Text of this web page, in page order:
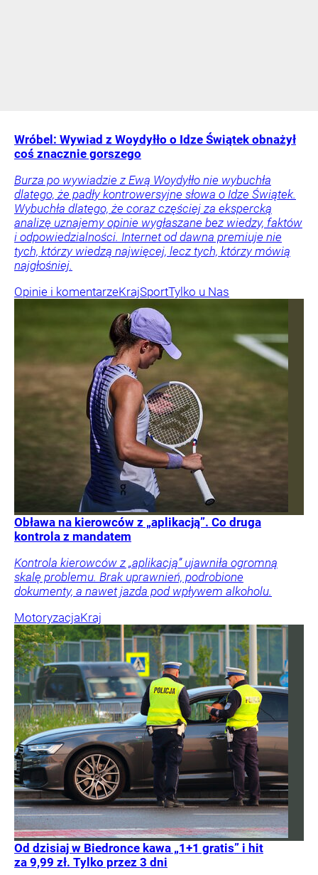
Wróbel: Wywiad z Woydyłło o Idze Świątek obnażył
coś znacznie gorszego
Burza po wywiadzie z Ewą Woydyłło nie wybuchła
dlatego, że padły kontrowersyjne słowa o Idze Świątek.
Wybuchła dlatego, że coraz częściej za ekspercką
analizę uznajemy opinie wygłaszane bez wiedzy, faktów
i odpowiedzialności. Internet od dawna premiuje nie
tych, którzy wiedzą najwięcej, lecz tych, którzy mówią
najgłośniej.
Opinie i komentarzeKrajSportTylko u Nas
Obława na kierowców z „aplikacją”. Co druga
kontrola z mandatem
Kontrola kierowców z „aplikacją” ujawniła ogromną
skalę problemu. Brak uprawnień, podrobione
dokumenty, a nawet jazda pod wpływem alkoholu.
MotoryzacjaKraj
Od dzisiaj w Biedronce kawa „1+1 gratis” i hit
za 9,99 zł. Tylko przez 3 dni